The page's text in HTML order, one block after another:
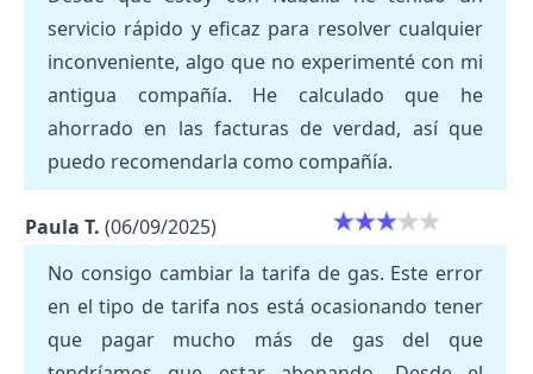
servicio rápido y eficaz para resolver cualquier
inconveniente, algo que no experimenté con mi
antigua compañía. He calculado que he
ahorrado en las facturas de verdad, así que
puedo recomendarla como compañía.
Paula T. (06/09/2025)
No consigo cambiar la tarifa de gas. Este error
en el tipo de tarifa nos está ocasionando tener
que pagar mucho más de gas del que